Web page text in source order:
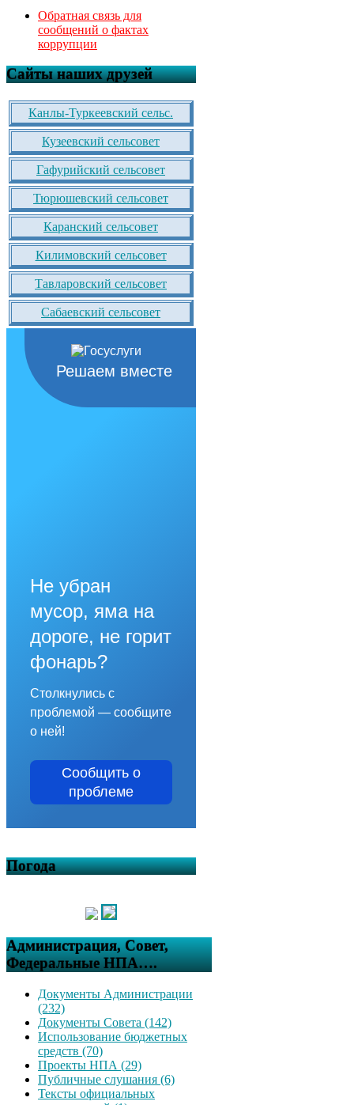
Обратная связь для
сообщений о фактах
коррупции
Сайты наших друзей
Канлы-Туркеевский сельс.
Кузеевский сельсовет
Гафурийский сельсовет
Тюрюшевский сельсовет
Каранский сельсовет
Килимовский сельсовет
Тавларовский сельсовет
Сабаевский сельсовет
Решаем вместе
Не убран
мусор, яма на
дороге, не горит
фонарь?
Столкнулись с
проблемой — сообщите
о ней!
Сообщить о
проблеме
Погода
Администрация, Совет,
Федеральные НПА….
Документы Администрации
(232)
Документы Совета (142)
Использование бюджетных
средств (70)
Проекты НПА (29)
Публичные слушания (6)
Тексты официальных